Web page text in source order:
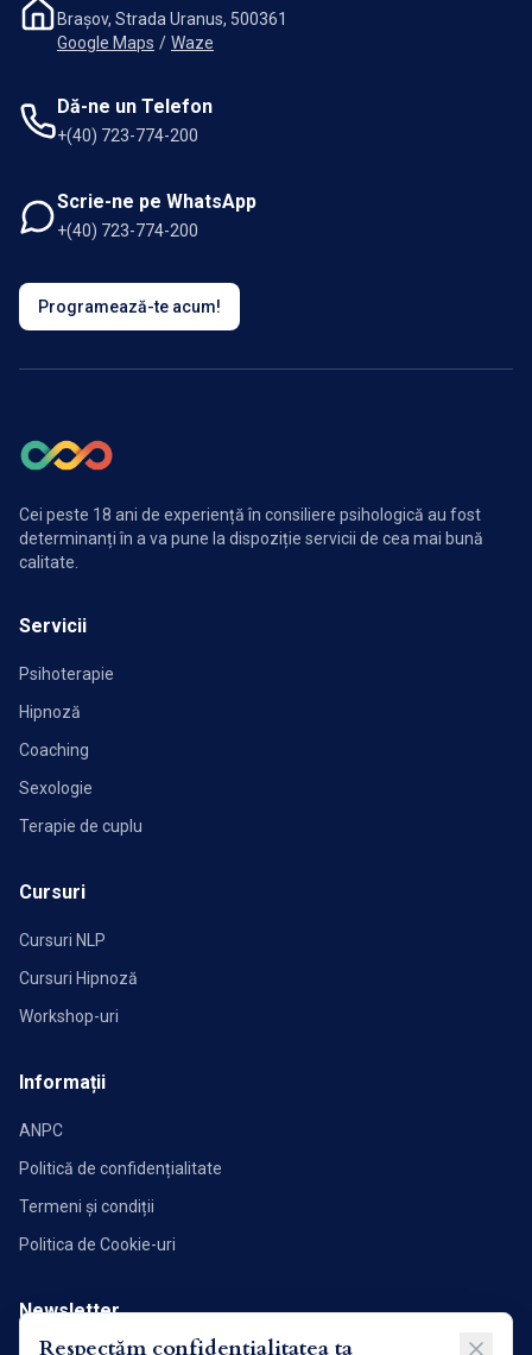
Brașov, Strada Uranus, 500361
Google Maps / Waze
Dă-ne un Telefon
+(40) 723-774-200
Scrie-ne pe WhatsApp
+(40) 723-774-200
Programează-te acum!
Cei peste 18 ani de experiență în consiliere psihologică au fost
determinanți în a va pune la dispoziție servicii de cea mai bună
calitate.
Servicii
Psihoterapie
Hipnoză
Coaching
Sexologie
Terapie de cuplu
Cursuri
Cursuri NLP
Cursuri Hipnoză
Workshop-uri
Informații
ANPC
Politică de confidențialitate
Termeni și condiții
Politica de Cookie-uri
Newsletter
Respectăm confidențialitatea ta